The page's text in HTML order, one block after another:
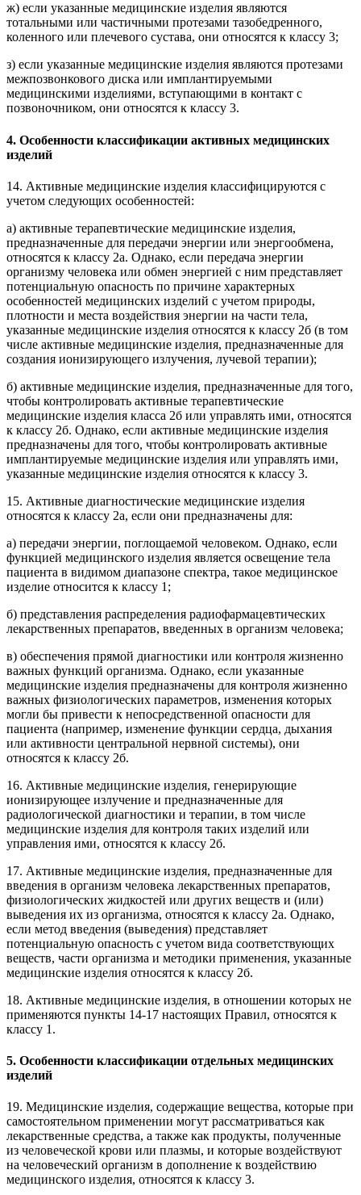
ж) если указанные медицинские изделия являются
тотальными или частичными протезами тазобедренного,
коленного или плечевого сустава, они относятся к классу 3;
з) если указанные медицинские изделия являются протезами
межпозвонкового диска или имплантируемыми
медицинскими изделиями, вступающими в контакт с
позвоночником, они относятся к классу 3.
4. Особенности классификации активных медицинских
изделий
14. Активные медицинские изделия классифицируются с
учетом следующих особенностей:
а) активные терапевтические медицинские изделия,
предназначенные для передачи энергии или энергообмена,
относятся к классу 2а. Однако, если передача энергии
организму человека или обмен энергией с ним представляет
потенциальную опасность по причине характерных
особенностей медицинских изделий с учетом природы,
плотности и места воздействия энергии на части тела,
указанные медицинские изделия относятся к классу 2б (в том
числе активные медицинские изделия, предназначенные для
создания ионизирующего излучения, лучевой терапии);
б) активные медицинские изделия, предназначенные для того,
чтобы контролировать активные терапевтические
медицинские изделия класса 2б или управлять ими, относятся
к классу 2б. Однако, если активные медицинские изделия
предназначены для того, чтобы контролировать активные
имплантируемые медицинские изделия или управлять ими,
указанные медицинские изделия относятся к классу 3.
15. Активные диагностические медицинские изделия
относятся к классу 2а, если они предназначены для:
а) передачи энергии, поглощаемой человеком. Однако, если
функцией медицинского изделия является освещение тела
пациента в видимом диапазоне спектра, такое медицинское
изделие относится к классу 1;
б) представления распределения радиофармацевтических
лекарственных препаратов, введенных в организм человека;
в) обеспечения прямой диагностики или контроля жизненно
важных функций организма. Однако, если указанные
медицинские изделия предназначены для контроля жизненно
важных физиологических параметров, изменения которых
могли бы привести к непосредственной опасности для
пациента (например, изменение функции сердца, дыхания
или активности центральной нервной системы), они
относятся к классу 2б.
16. Активные медицинские изделия, генерирующие
ионизирующее излучение и предназначенные для
радиологической диагностики и терапии, в том числе
медицинские изделия для контроля таких изделий или
управления ими, относятся к классу 2б.
17. Активные медицинские изделия, предназначенные для
введения в организм человека лекарственных препаратов,
физиологических жидкостей или других веществ и (или)
выведения их из организма, относятся к классу 2а. Однако,
если метод введения (выведения) представляет
потенциальную опасность с учетом вида соответствующих
веществ, части организма и методики применения, указанные
медицинские изделия относятся к классу 2б.
18. Активные медицинские изделия, в отношении которых не
применяются пункты 14-17 настоящих Правил, относятся к
классу 1.
5. Особенности классификации отдельных медицинских
изделий
19. Медицинские изделия, содержащие вещества, которые при
самостоятельном применении могут рассматриваться как
лекарственные средства, а также как продукты, полученные
из человеческой крови или плазмы, и которые воздействуют
на человеческий организм в дополнение к воздействию
медицинского изделия, относятся к классу 3.